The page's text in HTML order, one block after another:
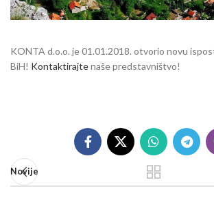
KONTA d.o.o. je 01.01.2018. otvorio novu
BiH! Kontaktirajtenaše predstavništvo!
Novije